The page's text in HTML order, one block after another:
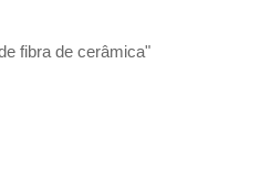
fibra de cerâmica"